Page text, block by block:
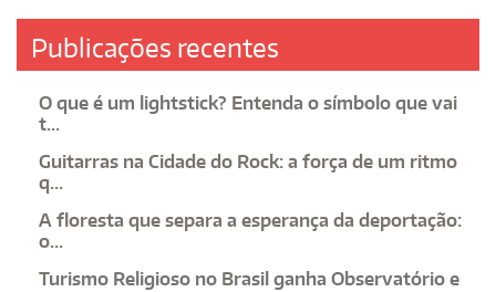
Publicações recentes
O que é um lightstick? Entenda o símbolo que vai
t...
Guitarras na Cidade do Rock: a força de um ritmo
q...
A floresta que separa a esperança da deportação:
o...
Turismo Religioso no Brasil ganha Observatório e